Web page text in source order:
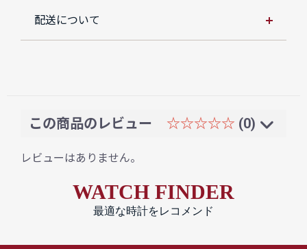
配送について
この商品のレビュー ☆☆☆☆☆ (0)
レビューはありません。
WATCH FINDER
最適な時計をレコメンド